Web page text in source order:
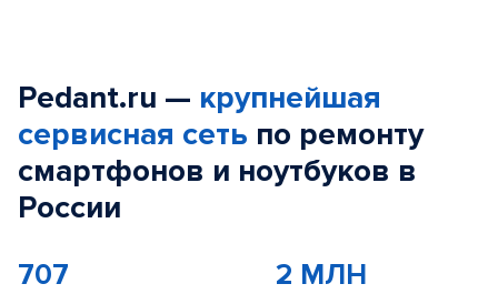
Pedant.ru — крупнейшая
сервисная сеть по ремонту
смартфонов и ноутбуков в
России
707 2 МЛН